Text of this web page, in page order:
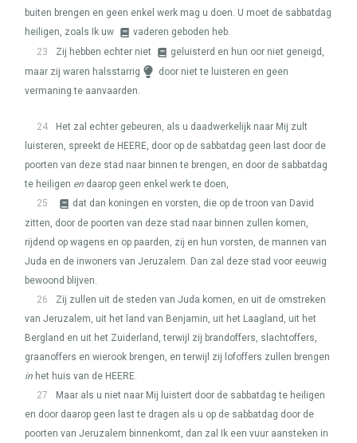
buiten brengen en geen enkel werk mag u doen. U moet de sabbatdag
heiligen, zoals Ik uw
vaderen geboden heb.
23
Zij hebben echter niet
geluisterd en hun oor niet geneigd,
maar zij waren halsstarrig
door niet te luisteren en geen
vermaning te aanvaarden.
24
Het zal echter gebeuren, als u daadwerkelijk naar Mij zult
luisteren, spreekt de HEERE, door op de sabbatdag geen last door de
poorten van deze stad naar binnen te brengen, en door de sabbatdag
te heiligen en daarop geen enkel werk te doen,
25
dat dan koningen en vorsten, die op de troon van David
zitten, door de poorten van deze stad naar binnen zullen komen,
rijdend op wagens en op paarden, zij en hun vorsten, de mannen van
Juda en de inwoners van Jeruzalem. Dan zal deze stad voor eeuwig
bewoond blijven.
26
Zij zullen uit de steden van Juda komen, en uit de omstreken
van Jeruzalem, uit het land van Benjamin, uit het Laagland, uit het
Bergland en uit het Zuiderland, terwijl zij brandoffers, slachtoffers,
graanoffers en wierook brengen, en terwijl zij lofoffers zullen brengen
in het huis van de HEERE.
27
Maar als u niet naar Mij luistert door de sabbatdag te heiligen
en door daarop geen last te dragen als u op de sabbatdag door de
poorten van Jeruzalem binnenkomt, dan zal Ik een vuur aansteken in